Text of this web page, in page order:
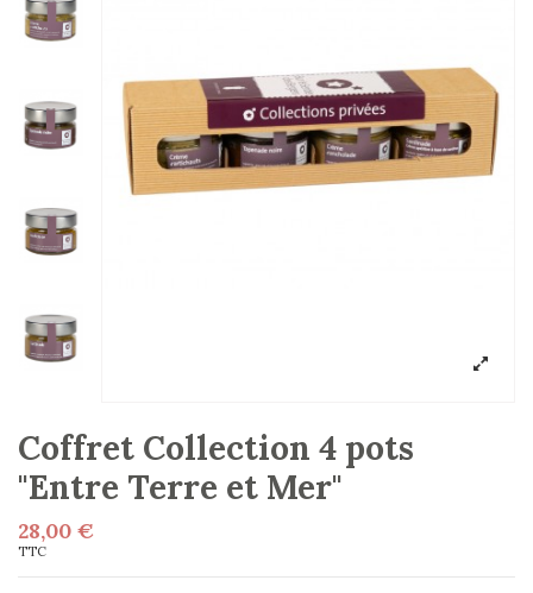
Coffret Collection 4 pots
"Entre Terre et Mer"
28,00 €
TTC